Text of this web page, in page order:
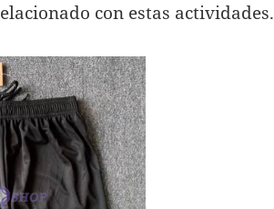
con estas actividades.